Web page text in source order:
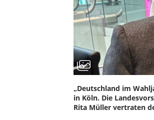
„Deutschland im
in Köln. Die
Rita Müller vertraten